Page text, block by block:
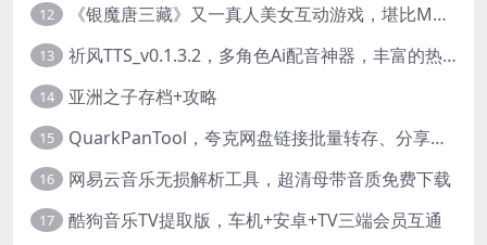
12 《银魔唐三藏》又一真人美女互动游戏，堪比M豆！
13 祈风TTS_v0.1.3.2，多角色Ai配音神器，丰富的热门音色
14 亚洲之子存档+攻略
15 QuarkPanTool，夸克网盘链接批量转存、分享和下载工具
16 网易云音乐无损解析工具，超清母带音质免费下载
17 酷狗音乐TV提取版，车机+安卓+TV三端会员互通